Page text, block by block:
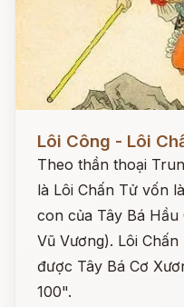
Lôi Công - Lôi
Theo thần thoại
là Lôi Chấn Tử vốn
con của Tây Bá
Vũ Vương). Lôi
được Tây Bá Cơ
100".